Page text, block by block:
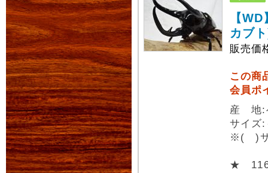
【
カブ
販売価
この商
会員ポ
産 地:
サイズ
※( )サ
★